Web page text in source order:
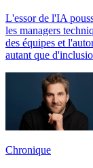
L'essor de l'IA
les managers
des équipes et
autant que
Chronique